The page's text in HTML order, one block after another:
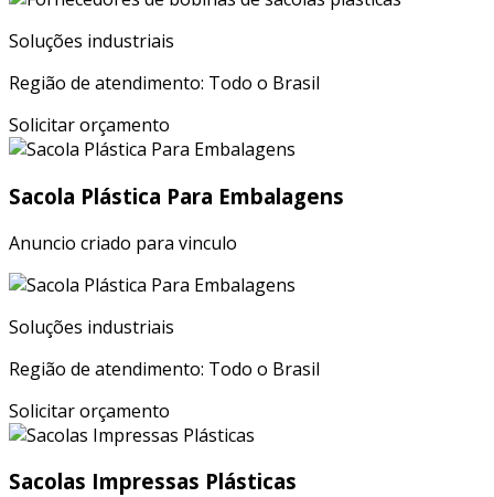
Soluções industriais
Região de atendimento: Todo o Brasil
Solicitar orçamento
Sacola Plástica Para Embalagens
Anuncio criado para vinculo
Soluções industriais
Região de atendimento: Todo o Brasil
Solicitar orçamento
Sacolas Impressas Plásticas